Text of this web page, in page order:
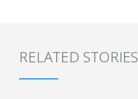
RELATED STORIES